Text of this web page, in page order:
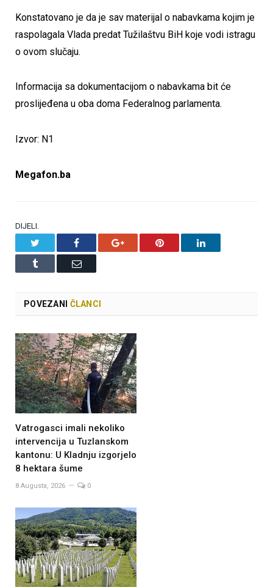
Konstatovano je da je sav materijal o nabavkama kojim je
raspolagala Vlada predat Tužilaštvu BiH koje vodi istragu
o ovom slučaju.
Informacija sa dokumentacijom o nabavkama bit će
proslijeđena u oba doma Federalnog parlamenta.
Izvor: N1
Megafon.ba
DIJELI.
Facebook Google+ Pinterest LinkedIn
Tumblr Email
POVEZANI ČLANCI
Vatrogasci imali nekoliko
intervencija u Tuzlanskom
kantonu: U Kladnju izgorjelo
8 hektara šume
8 Augusta, 2026 0